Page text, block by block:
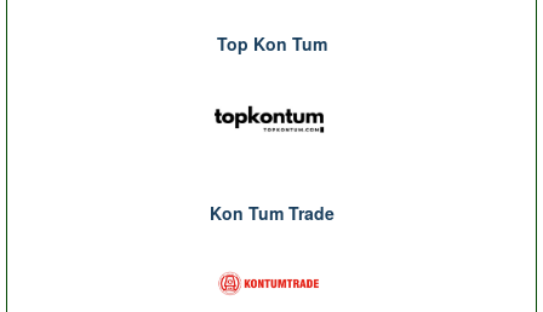
Top Kon Tum
Kon Tum Trade